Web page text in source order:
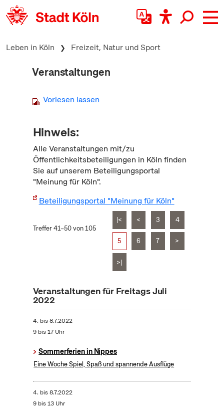
zum Inhalt springen
Leben in Köln Freizeit, Natur und Sport
Veranstaltungen
Vorlesen lassen
Hinweis:
Alle Veranstaltungen mit/zu
Öffentlichkeitsbeteiligungen in Köln finden
Sie auf unserem Beteiligungsportal
"Meinung für Köln".
Beteiligungsportal "Meinung für Köln"
Treffer 41–50 von 105
|< < 3 4
5 6 7 >
>|
Veranstaltungen für Freitags Juli
2022
4. bis8.7.2022
9 bis 17 Uhr
Sommerferien in Nippes
Eine Woche Spiel, Spaß und spannende Ausflüge
4. bis8.7.2022
9 bis 13 Uhr